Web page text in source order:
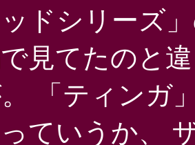
ッドシリーズ
見てたのと
「ティンガ
ていうか、